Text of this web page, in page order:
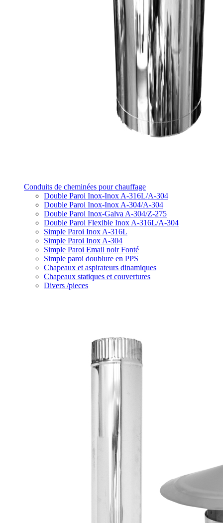
Conduits de cheminées pour chauffage
Double Paroi Inox-Inox A-316L/A-304
Double Paroi Inox-Inox A-304/A-304
Double Paroi Inox-Galva A-304/Z-275
Double Paroi Flexible Inox A-316L/A-304
Simple Paroi Inox A-316L
Simple Paroi Inox A-304
Simple Paroi Email noir Fonté
Simple paroi doublure en PPS
Chapeaux et aspirateurs dinamiques
Chapeaux statiques et couvertures
Divers /pieces